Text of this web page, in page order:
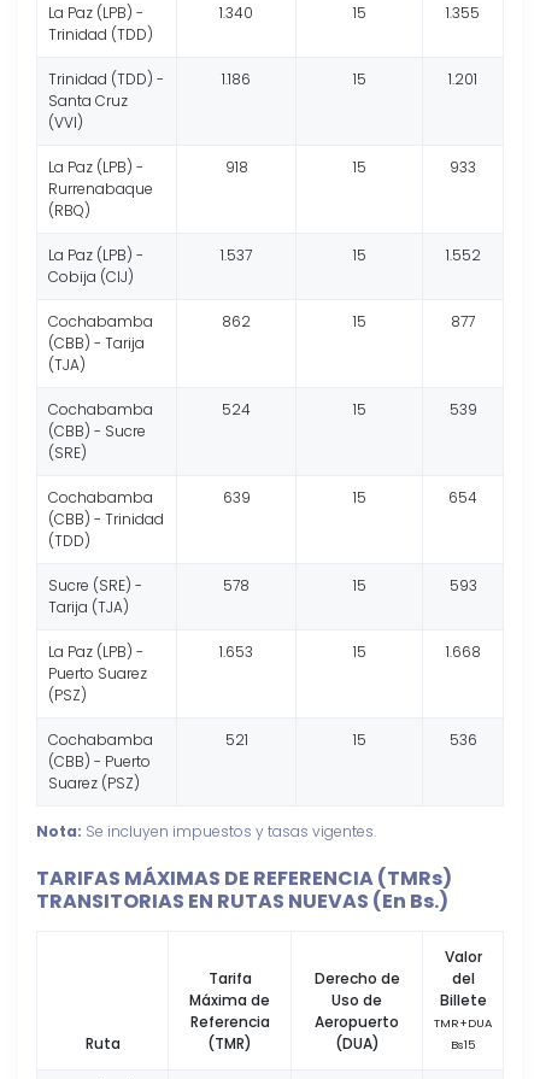
La Paz (LPB) -
Trinidad (TDD)
1.340 15 1.355
Trinidad (TDD) -
Santa Cruz
(VVI)
1.186 15 1.201
La Paz (LPB) -
Rurrenabaque
(RBQ)
918 15 933
La Paz (LPB) -
Cobija (CIJ)
1.537 15 1.552
Cochabamba
(CBB) - Tarija
(TJA)
862 15 877
Cochabamba
(CBB) - Sucre
(SRE)
524 15 539
Cochabamba
(CBB) - Trinidad
(TDD)
639 15 654
Sucre (SRE) -
Tarija (TJA)
578 15 593
La Paz (LPB) -
Puerto Suarez
(PSZ)
1.653 15 1.668
Cochabamba
(CBB) - Puerto
Suarez (PSZ)
521 15 536
Nota: Se incluyen impuestos y tasas vigentes.
TARIFAS MÁXIMAS DE REFERENCIA (TMRs)
TRANSITORIAS EN RUTAS NUEVAS (En Bs.)
Ruta
Tarifa
Máxima de
Referencia
(TMR)
Derecho de
Uso de
Aeropuerto
(DUA)
Valor
del
Billete
TMR+DUA
Bs15